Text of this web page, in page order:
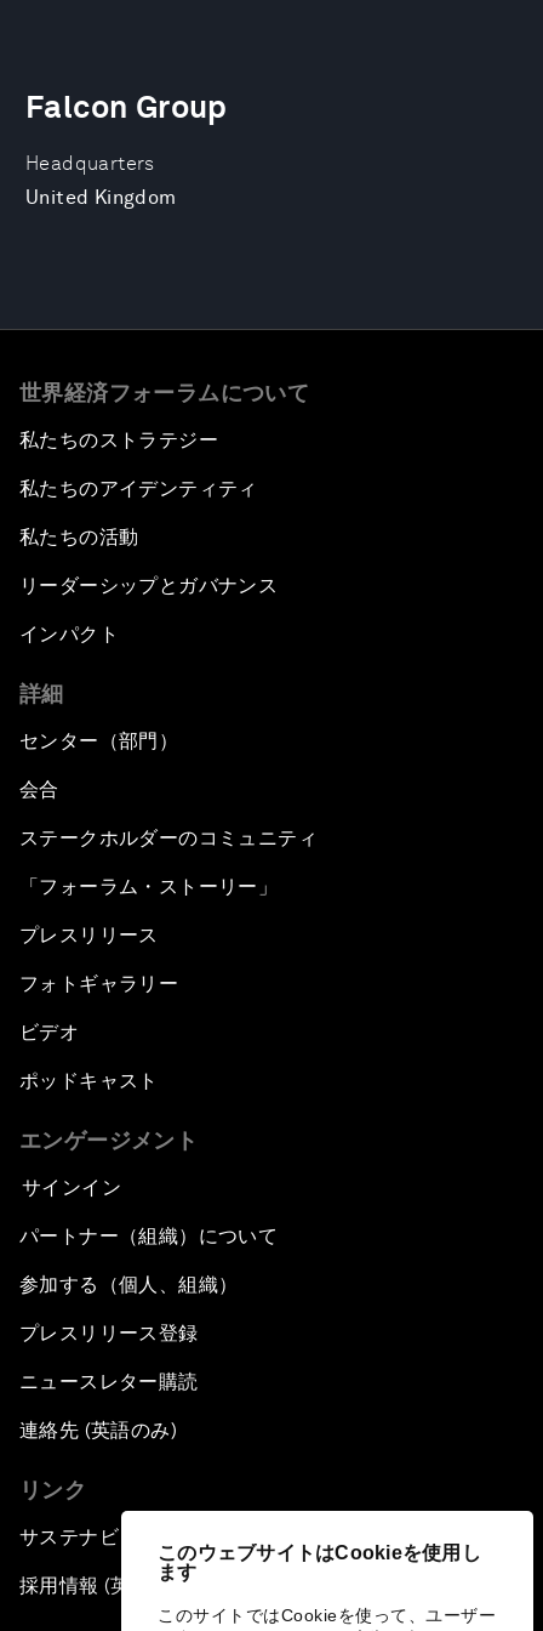
このウェブサイトはCookieを使用し
ます
このサイトではCookieを使って、ユーザー
Headquarters
United Kingdom
Falcon Group
世界経済フォーラムについて
私たちのストラテジー
私たちのアイデンティティ
私たちの活動
リーダーシップとガバナンス
インパクト
詳細
センター（部門）
会合
ステークホルダーのコミュニティ
「フォーラム・ストーリー」
プレスリリース
フォトギャラリー
ビデオ
ポッドキャスト
エンゲージメント
サインイン
パートナー（組織）について
参加する（個人、組織）
プレスリリース登録
ニュースレター購読
連絡先 (英語のみ)
リンク
サステナビリティへの取り組み
採用情報 (英語のみ)